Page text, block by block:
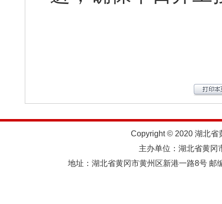
Copyright © 2020 湖北省
主办单位：湖北省黄
地址：湖北省黄冈市黄州区新港一路8号